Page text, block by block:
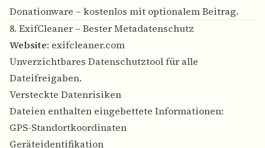
Donationware – kostenlos mit optionalem Beitrag.
8. ExifCleaner – Bester Metadatenschutz
Website: exifcleaner.com
Unverzichtbares Datenschutztool für alle
Dateifreigaben.
Versteckte Datenrisiken
Dateien enthalten eingebettete Informationen:
GPS-Standortkoordinaten
Geräteidentifikation